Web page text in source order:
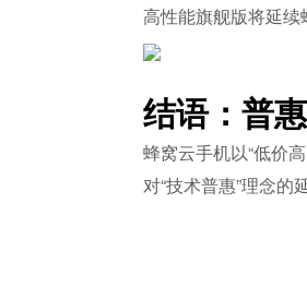
高性能旗舰版将延续
结语：普
蜂窝云手机以“低价
对“技术普惠”理念